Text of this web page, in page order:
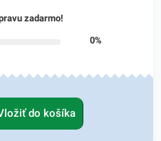
zadarmo!
0%
do košíka